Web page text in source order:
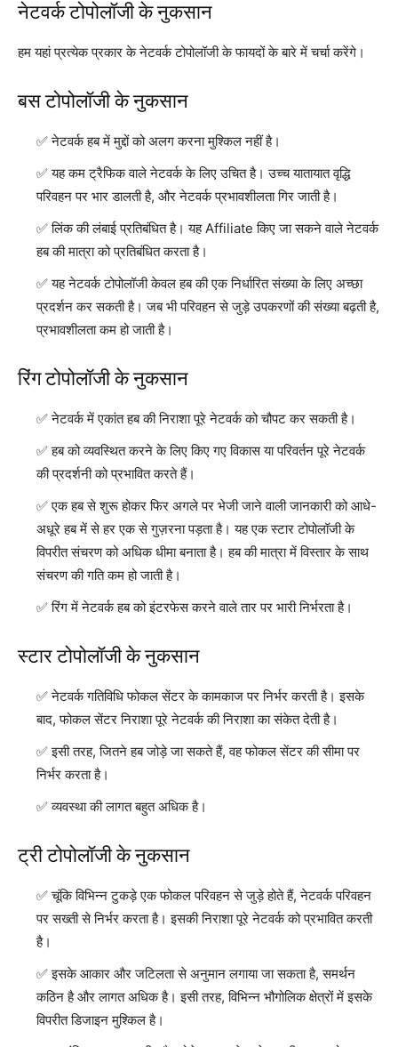
नेटवर्क टोपोलॉजी के नुकसान
हम यहां प्रत्येक प्रकार के नेटवर्क टोपोलॉजी के फायदों के बारे में चर्चा करेंगे।
बस टोपोलॉजी के नुकसान
नेटवर्क हब में मुद्दों को अलग करना मुश्किल नहीं है।
यह कम ट्रैफिक वाले नेटवर्क के लिए उचित है। उच्च यातायात वृद्धि
परिवहन पर भार डालती है, और नेटवर्क प्रभावशीलता गिर जाती है।
लिंक की लंबाई प्रतिबंधित है। यह Affiliate किए जा सकने वाले नेटवर्क
हब की मात्रा को प्रतिबंधित करता है।
यह नेटवर्क टोपोलॉजी केवल हब की एक निर्धारित संख्या के लिए अच्छा
प्रदर्शन कर सकती है। जब भी परिवहन से जुड़े उपकरणों की संख्या बढ़ती है,
प्रभावशीलता कम हो जाती है।
रिंग टोपोलॉजी के नुकसान
नेटवर्क में एकांत हब की निराशा पूरे नेटवर्क को चौपट कर सकती है।
हब को व्यवस्थित करने के लिए किए गए विकास या परिवर्तन पूरे नेटवर्क
की प्रदर्शनी को प्रभावित करते हैं।
एक हब से शुरू होकर फिर अगले पर भेजी जाने वाली जानकारी को आधे-
अधूरे हब में से हर एक से गुज़रना पड़ता है। यह एक स्टार टोपोलॉजी के
विपरीत संचरण को अधिक धीमा बनाता है। हब की मात्रा में विस्तार के साथ
संचरण की गति कम हो जाती है।
रिंग में नेटवर्क हब को इंटरफेस करने वाले तार पर भारी निर्भरता है।
स्टार टोपोलॉजी के नुकसान
नेटवर्क गतिविधि फोकल सेंटर के कामकाज पर निर्भर करती है। इसके
बाद, फोकल सेंटर निराशा पूरे नेटवर्क की निराशा का संकेत देती है।
इसी तरह, जितने हब जोड़े जा सकते हैं, वह फोकल सेंटर की सीमा पर
निर्भर करता है।
व्यवस्था की लागत बहुत अधिक है।
ट्री टोपोलॉजी के नुकसान
चूंकि विभिन्न टुकड़े एक फोकल परिवहन से जुड़े होते हैं, नेटवर्क परिवहन
पर सख्ती से निर्भर करता है। इसकी निराशा पूरे नेटवर्क को प्रभावित करती
है।
इसके आकार और जटिलता से अनुमान लगाया जा सकता है, समर्थन
कठिन है और लागत अधिक है। इसी तरह, विभिन्न भौगोलिक क्षेत्रों में इसके
विपरीत डिजाइन मुश्किल है।